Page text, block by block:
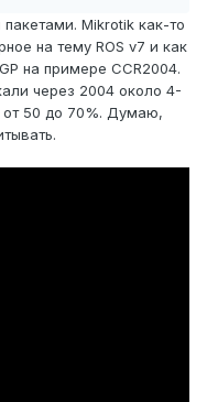
Mikrotik как-то
на тему ROS v7 и как
на примере CCR2004.
через 2004 около 4-
от 50 до 70%. Думаю,